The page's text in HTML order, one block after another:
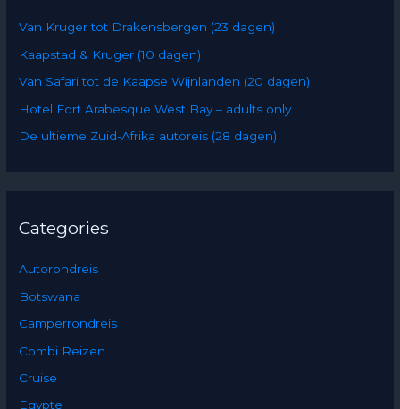
o
r
:
Van Kruger tot Drakensbergen (23 dagen)
Kaapstad & Kruger (10 dagen)
Van Safari tot de Kaapse Wijnlanden (20 dagen)
Hotel Fort Arabesque West Bay – adults only
De ultieme Zuid-Afrika autoreis (28 dagen)
Categories
Autorondreis
Botswana
Camperrondreis
Combi Reizen
Cruise
Egypte